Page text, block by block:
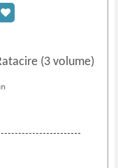
(3 volume)